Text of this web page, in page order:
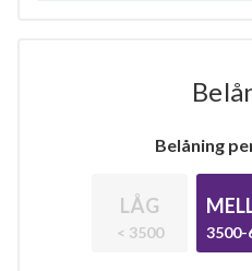
Belåning
LÅG
< 3500 3500-